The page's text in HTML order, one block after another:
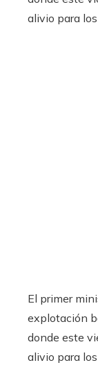
El primer
explotación
donde este
alivio para